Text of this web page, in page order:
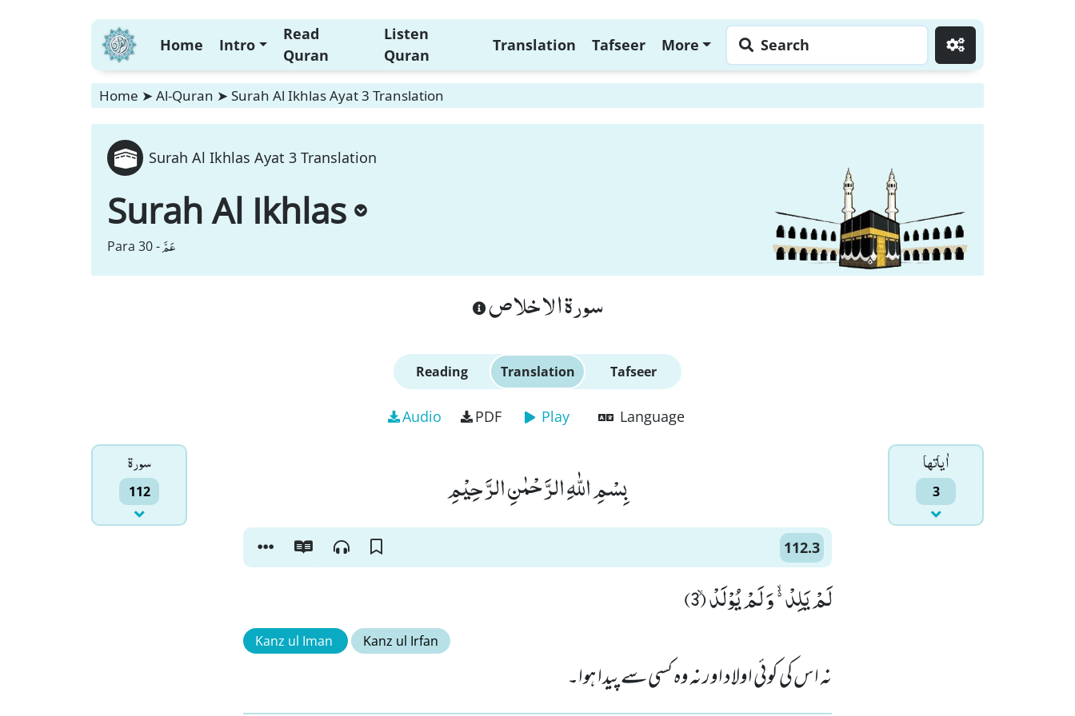
Home Intro
Read
Quran
Listen
Quran
Translation Tafseer More Search
Home ➤ Al-Quran ➤ Surah Al Ikhlas Ayat 3 Translation
Surah Al Ikhlas Ayat 3 Translation
Surah Al Ikhlas
Para 30 -عَمَّ
سورة الاخلاص
Reading Translation Tafseer
Audio PDF Play Language
سورۃ
112
اٰياتها
3 بِسْمِ اللّٰهِ الرَّحْمٰنِ الرَّحِیْمِ
112.3
لَمْ یَلِدْ ﳔ وَ لَمْ یُوْلَدْۙ (3)
Kanz ul Iman Kanz ul Irfan
نہ اس کی کوئی اولاد اور نہ وہ کسی سے پیدا ہوا۔